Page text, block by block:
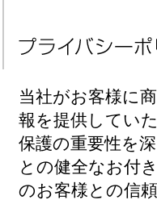
当社がお客様に
報を提供してい
保護の重要性を
との健全なお付
のお客様との信